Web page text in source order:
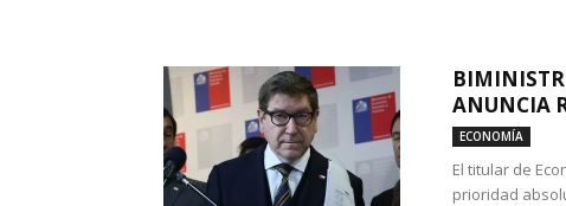
ANUNCIA
ECONOMÍA
El titular de
prioridad